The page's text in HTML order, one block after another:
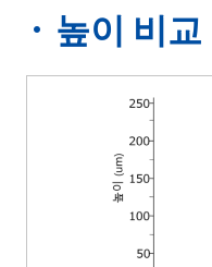
· 높이 비교